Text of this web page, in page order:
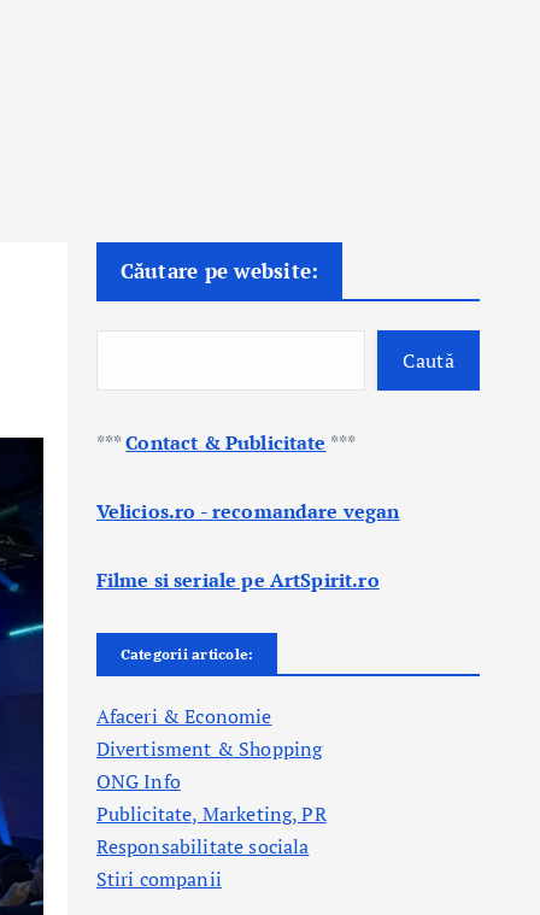
Căutare pe website:
Caută
***Contact & Publicitate ***
Velicios.ro - recomandare vegan
Filme si seriale pe ArtSpirit.ro
Categorii articole:
Afaceri & Economie
Divertisment & Shopping
ONG Info
Publicitate, Marketing, PR
Responsabilitate sociala
Stiri companii